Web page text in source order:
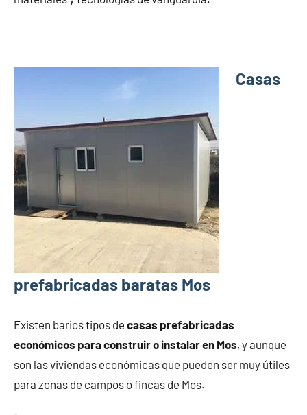
Casas
prefabricadas baratas Mos
Existen barios tipos de casas prefabricadas
económicos para construir o instalar en Mos, y aunque
son las viviendas económicas que pueden ser muy útiles
para zonas de campos o fincas de Mos.